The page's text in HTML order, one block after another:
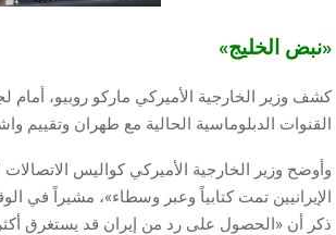
«نبض الخليج»
كشف وزير الخارجية الأميركي ماركو روبيو،
القنوات الدبلوماسية الحالية مع طهران وتقييم
وأوضح وزير الخارجية الأميركي كواليس الاتصالات
الإيرانيين تمت كتابياً وعبر وسطاء»، مشيراً في
ذكر أن «الحصول على رد من إيران قد يستغرق أكثر من 6